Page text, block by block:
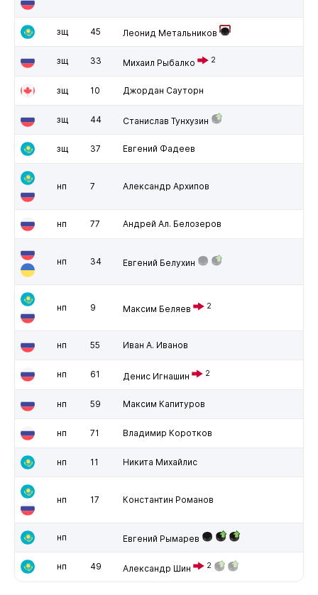
зщ 45 Леонид Метальников
зщ 33 Михаил Рыбалко 2
зщ 10 Джордан Сауторн
зщ 44 Станислав Тунхузин
зщ 37 Евгений Фадеев
нп 7 Александр Архипов
нп 77 Андрей Ал. Белозеров
нп 34 Евгений Белухин
нп 9 Максим Беляев 2
нп 55 Иван А. Иванов
нп 61 Денис Игнашин 2
нп 59 Максим Капитуров
нп 71 Владимир Коротков
нп 11 Никита Михайлис
нп 17 Константин Романов
нп Евгений Рымарев
нп 49 Александр Шин 2